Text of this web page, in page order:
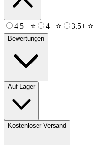
4.5+ ⭐ 4+ ⭐ 3.5+ ⭐
Bewertungen
Auf Lager
Kostenloser Versand